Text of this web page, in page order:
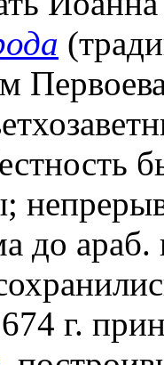
до
г.